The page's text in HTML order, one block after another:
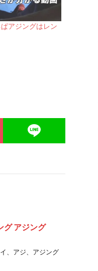
ぱアジングはレン
グ アジング
、アジ、アジング